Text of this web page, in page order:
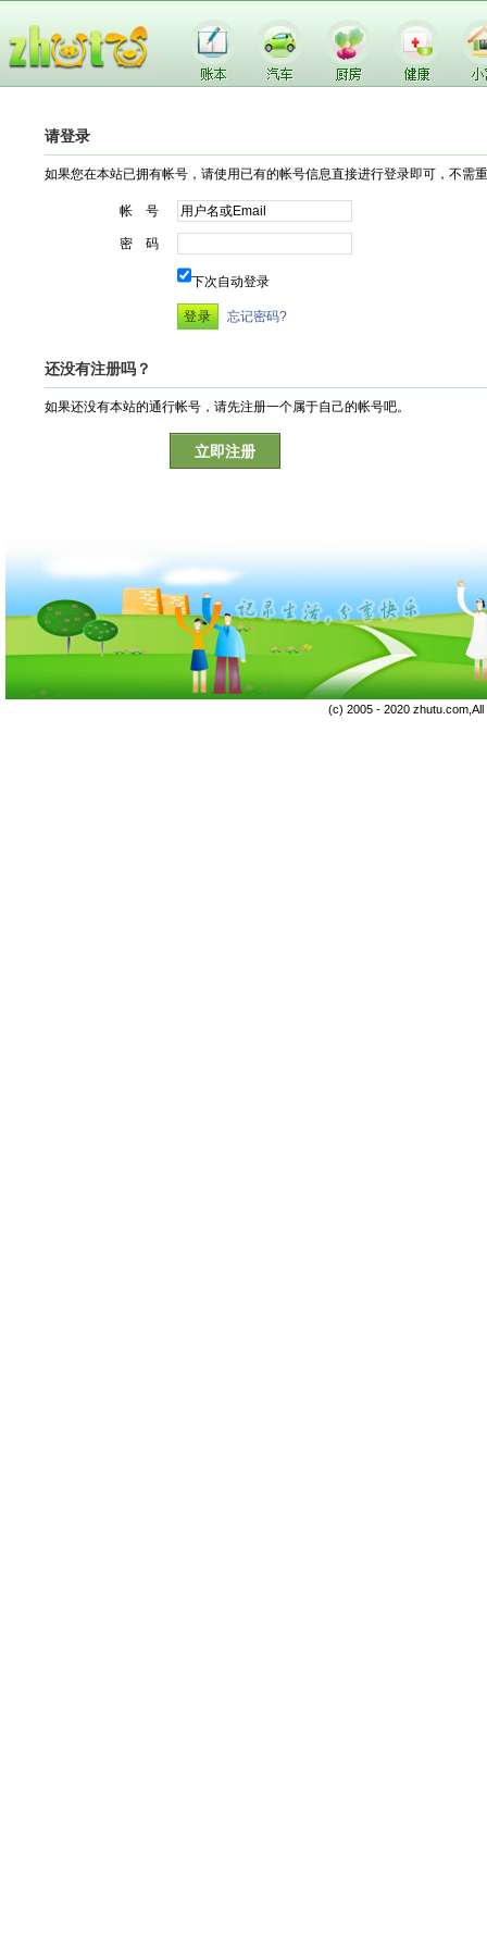
请登录
如果您在本站已拥有帐号，请使用已有的帐号信息直接进行登录即可，不需
帐 号
密 码
下次自动登录
忘记密码?
还没有注册吗？
如果还没有本站的通行帐号，请先注册一个属于自己的帐号吧。
立即注册
(c) 2005 - 2020